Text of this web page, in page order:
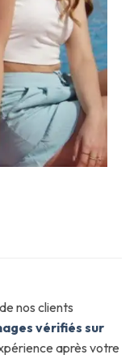
nos clients
vérifiés sur
après votre